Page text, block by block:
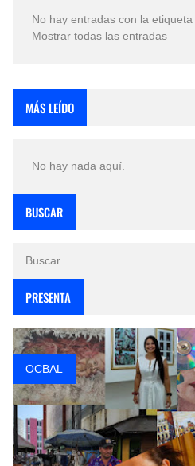
No hay entradas con la etiqueta
Mostrar todas las entradas
MÁS LEÍDO
No hay nada aquí.
BUSCAR
PRESENTA
OCBAL